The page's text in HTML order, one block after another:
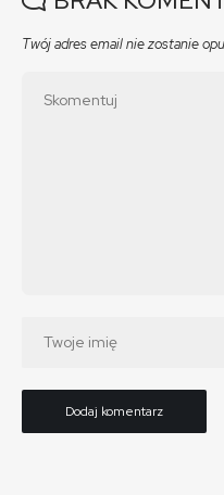
Twój adres email nie zostanie